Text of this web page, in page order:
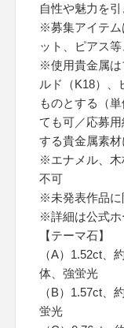
自性や魅力を
※募集アイテム
ット、ピアス
※使用貴金属は
ルド（K18）、
ものとする（
ても可／応募
する貴金属素材
※エナメル、木
不可
※未発表作品に
※詳細は公式ホ
【テーマ石】
（A）1.52ct、
体、強蛍光
（B）1.57ct、
蛍光